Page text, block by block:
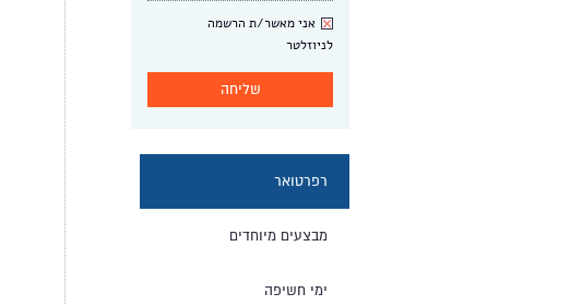
ניוזלטר
אני מאשר/ת הרשמה
לניוזלטר
רפרטואר
מבצעים מיוחדים
ימי חשיפה